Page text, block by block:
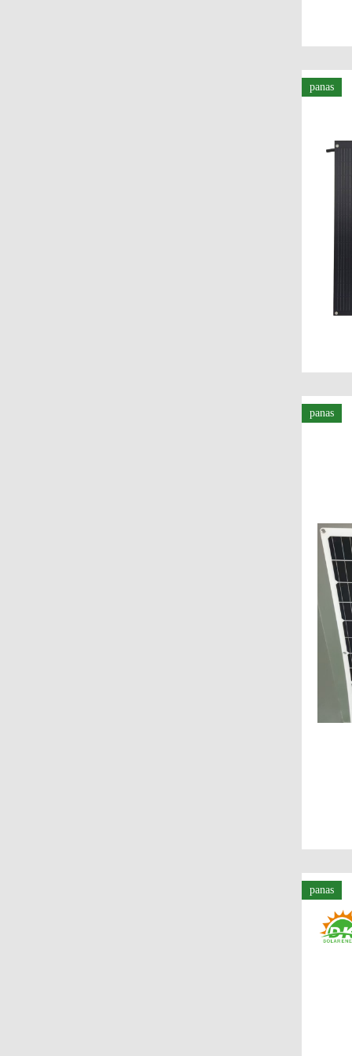
panas
panas
panas